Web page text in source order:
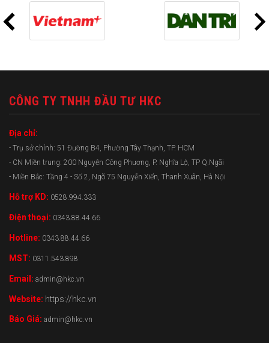
CÔNG TY TNHH ĐẦU TƯ HKC
Địa chỉ:
- Trụ sở chính: 51 Đường B4, Phường Tây Thạnh, TP. HCM
- CN Miền trung: 200 Nguyễn Công Phương, P. Nghĩa Lộ, TP Q.Ngãi
- Miền Bắc: Tầng 4 - Số 2, Ngõ 75 Nguyễn Xiển, Thanh Xuân, Hà Nội
Hỗ trợ KD: 0528.994.333
Điện thoại: 0343.88.44.66
Hotline: 0343.88.44.66
MST: 0311.543.898
Email: admin@hkc.vn
Website: https://hkc.vn
Báo Giá: admin@hkc.vn